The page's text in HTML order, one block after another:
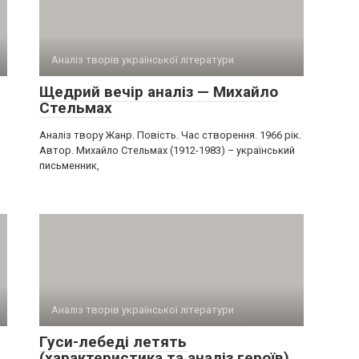
Аналіз творів української літератури
Щедрий вечір аналіз — Михайло
Стельмах
Аналіз твору Жанр. Повість. Час створення. 1966 рік.
Автор. Михайло Стельмах (1912-1983) – український
письменник,
Аналіз творів української літератури
Гуси-лебеді летять